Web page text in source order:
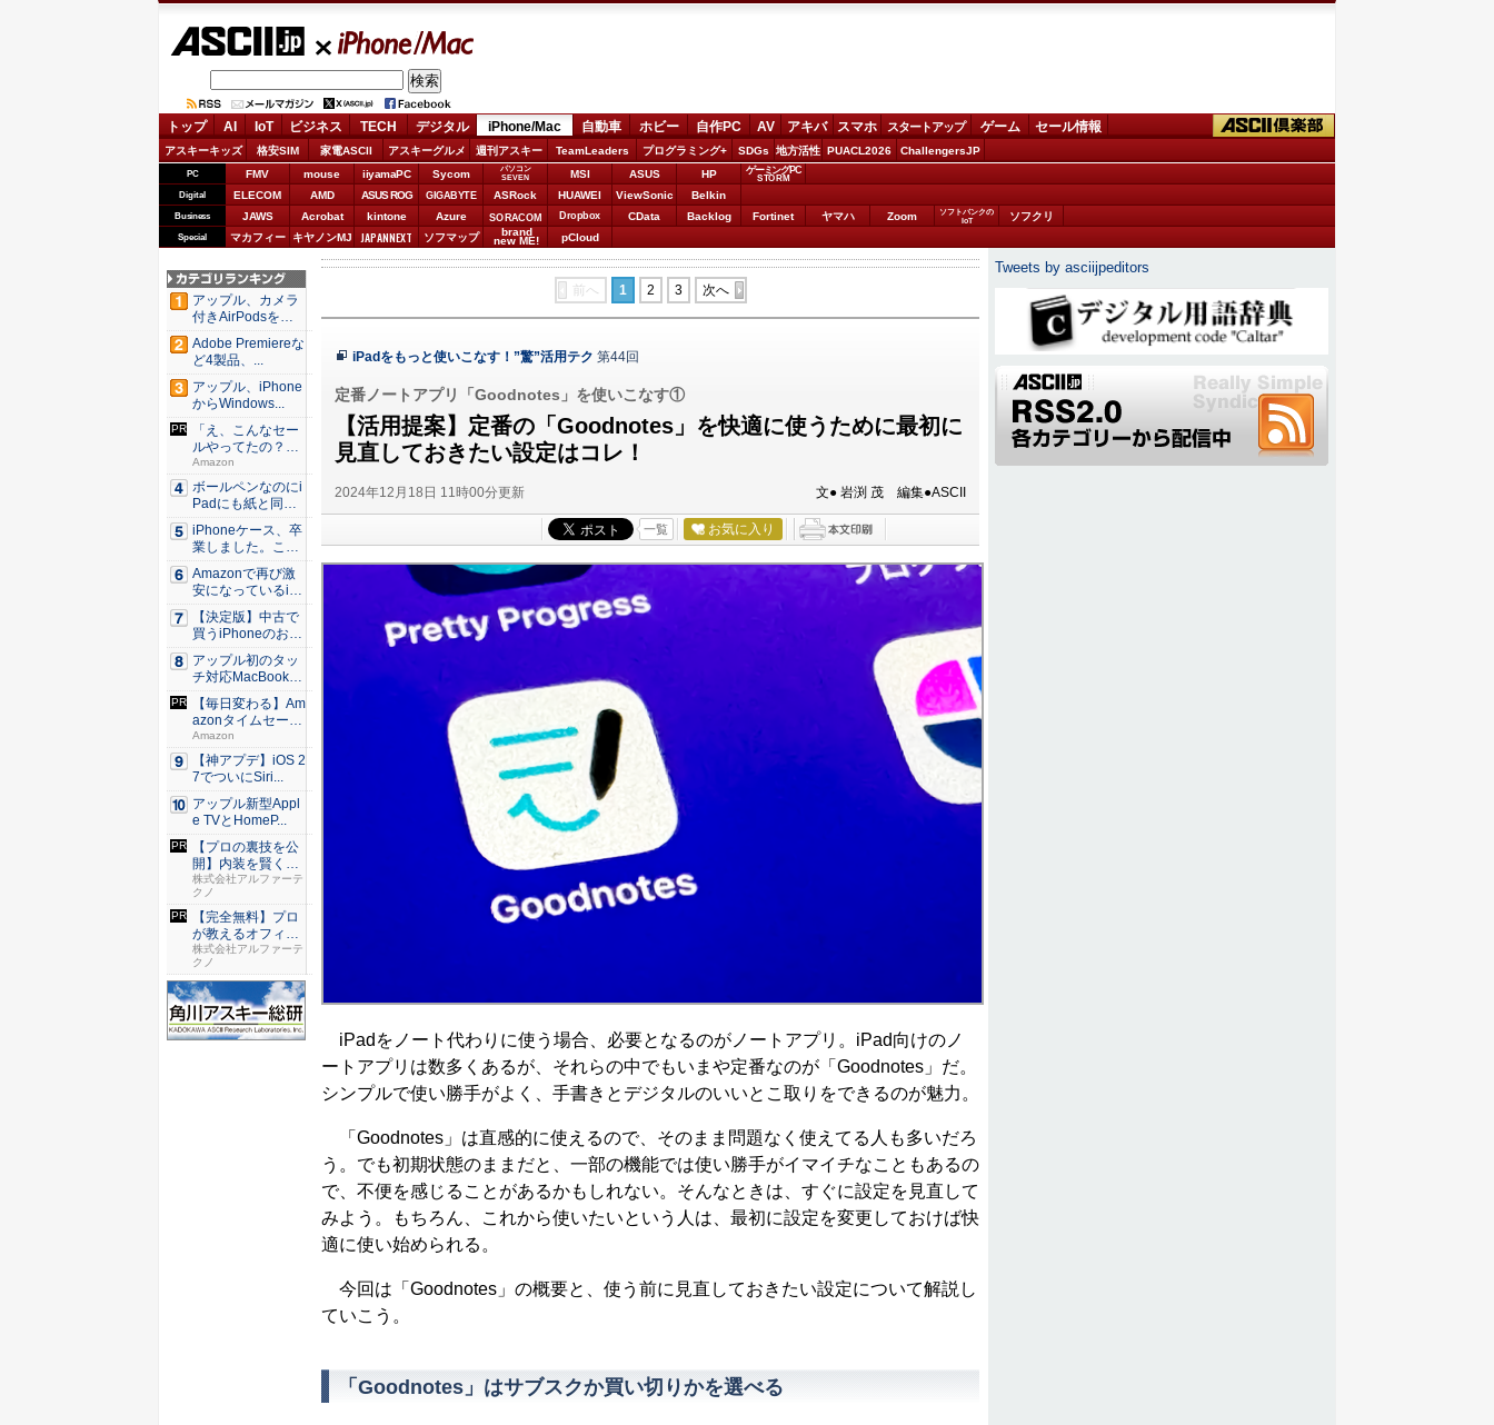
iPhone/Mac
トップ AI IoT ビジネス TECH デジタル iPhone/Mac 自動車 ホビー 自作PC AV アキバ スマホ スタートアップ ゲーム セール情報
アスキーキッズ 格安SIM 家電ASCII アスキーグルメ 週刊アスキー TeamLeaders プログラミング+ SDGs 地方活性 PUACL2026 ChallengersJP
PC FMV mouse iiyamaPC Sycom
パソコン
SEVEN
MSI ASUS HP ゲーミングPC
STORM
Digital ELECOM AMD ASUS ROG GIGABYTE ASRock HUAWEI ViewSonic Belkin
Business JAWS Acrobat kintone Azure SORACOM Dropbox CData Backlog Fortinet ヤマハ Zoom
ソフトバンクの
IoT
ソフクリ
Special マカフィー キヤノンMJ JAPANNEXT ソフマップ brand
new ME! pCloud
前へ 1 2 3 次へ
iPadをもっと使いこなす！”驚”活用テク 第44回
定番ノートアプリ「Goodnotes」を使いこなす①
【活用提案】定番の「Goodnotes」を快適に使うために最初に
見直しておきたい設定はコレ！
2024年12月18日 11時00分更新 文● 岩渕 茂 編集●ASCII
一覧 お気に入り
iPadをノート代わりに使う場合、必要となるのがノートアプリ。iPad向けのノ
ートアプリは数多くあるが、それらの中でもいまや定番なのが「Goodnotes」だ。
シンプルで使い勝手がよく、手書きとデジタルのいいとこ取りをできるのが魅力。
「Goodnotes」は直感的に使えるので、そのまま問題なく使えてる人も多いだろ
う。でも初期状態のままだと、一部の機能では使い勝手がイマイチなこともあるの
で、不便を感じることがあるかもしれない。そんなときは、すぐに設定を見直して
みよう。もちろん、これから使いたいという人は、最初に設定を変更しておけば快
適に使い始められる。
今回は「Goodnotes」の概要と、使う前に見直しておきたい設定について解説し
ていこう。
「Goodnotes」はサブスクか買い切りかを選べる
アップル、カメラ
付きAirPodsを年
内...
Adobe Premiereな
ど4製品、...
アップル、iPhone
からWindows...
「え、こんなセー
ルやってたの？」
80％O...
Amazon
ボールペンなのにi
Padにも紙と同じ
滑ら...
iPhoneケース、卒
業しました。これ
か...
Amazonで再び激
安になっているiP
h...
【決定版】中古で
買うiPhoneのおす
す...
アップル初のタッ
チ対応MacBook、
早...
【毎日変わる】Am
azonタイムセール
が...
Amazon
【神アプデ】iOS 2
7でついにSiri...
アップル新型Appl
e TVとHomeP...
【プロの裏技を公
開】内装を賢くデ
ザインす...
株式会社アルファーテ
クノ
【完全無料】プロ
が教えるオフィス
構築案の...
株式会社アルファーテ
クノ
Tweets by asciijpeditors